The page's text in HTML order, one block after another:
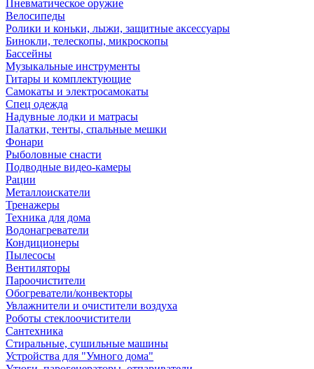
Пневматическое оружие
Велосипеды
Ролики и коньки, лыжи, защитные аксессуары
Бинокли, телескопы, микроскопы
Бассейны
Музыкальные инструменты
Гитары и комплектующие
Самокаты и электросамокаты
Спец одежда
Надувные лодки и матрасы
Палатки, тенты, спальные мешки
Фонари
Рыболовные снасти
Подводные видео-камеры
Рации
Металлоискатели
Тренажеры
Техника для дома
Водонагреватели
Кондиционеры
Пылесосы
Вентиляторы
Пароочистители
Обогреватели/конвекторы
Увлажнители и очистители воздуха
Роботы стеклоочистители
Сантехника
Стиральные, сушильные машины
Устройства для "Умного дома"